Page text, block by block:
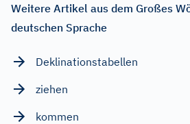
Weitere Artikel aus dem Großes
deutschen Sprache
Deklinationstabellen
ziehen
kommen